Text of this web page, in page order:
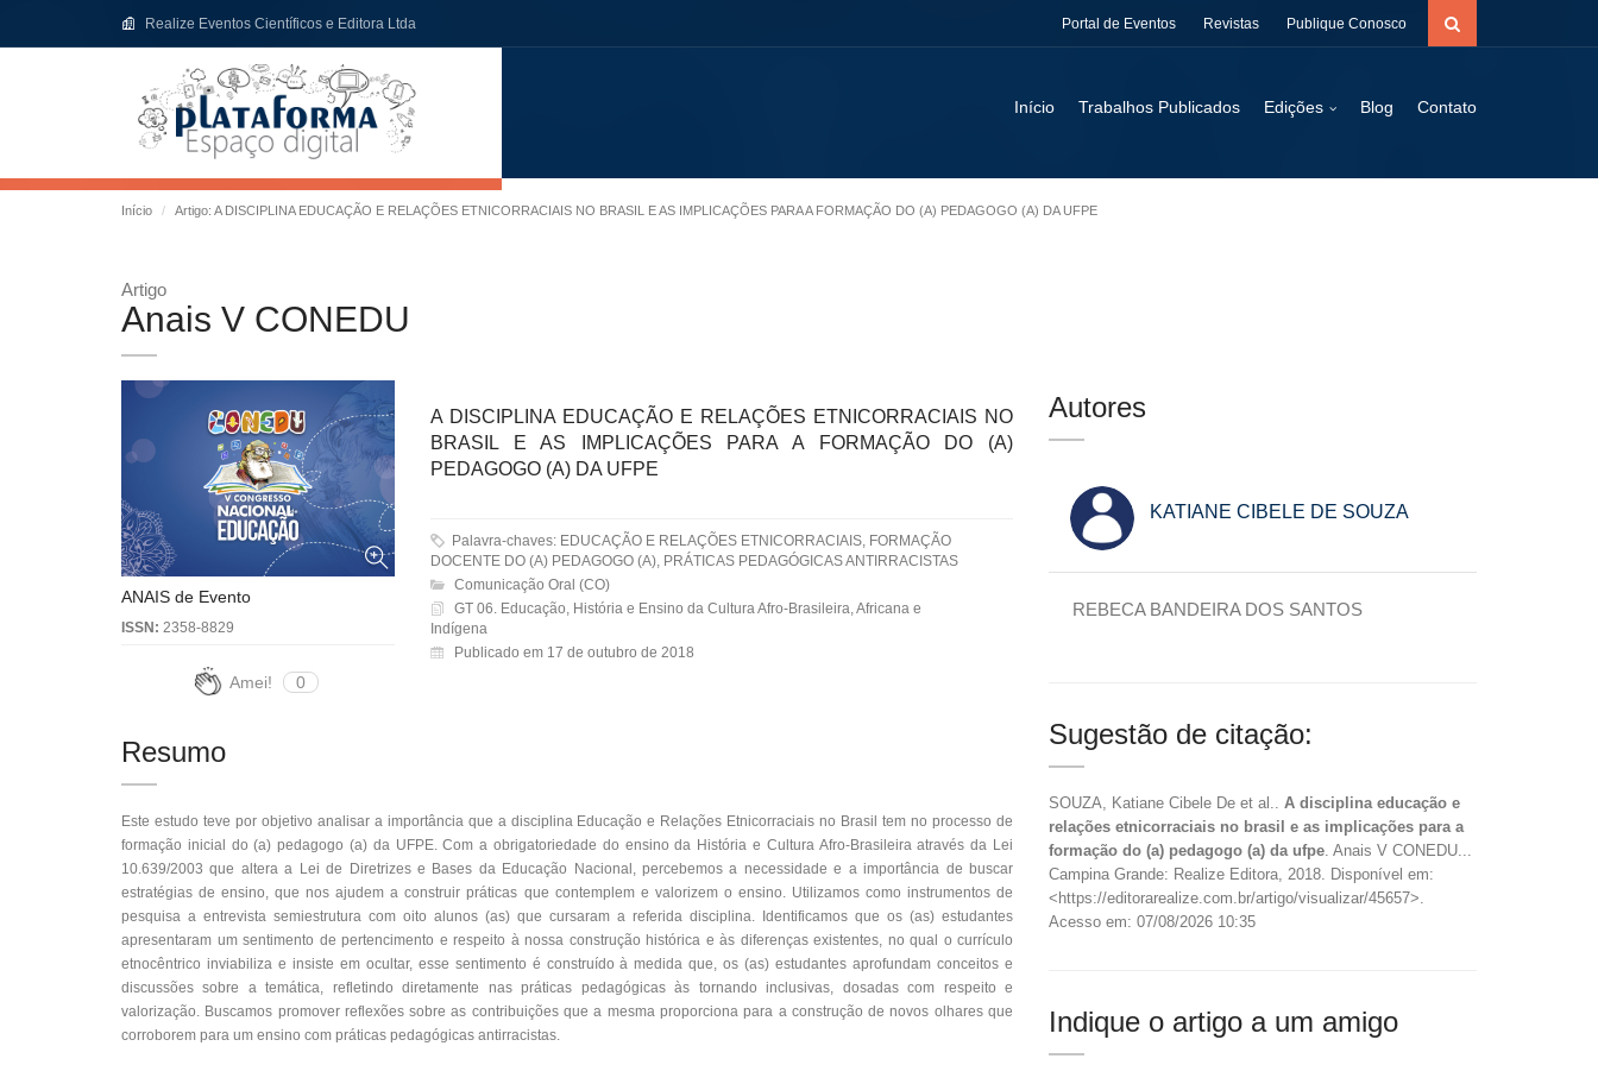
Realize Eventos Científicos e Editora Ltda Portal de Eventos Revistas Publique Conosco
Início Trabalhos Publicados Edições Blog Contato
Início Artigo: A DISCIPLINA EDUCAÇÃO E RELAÇÕES ETNICORRACIAIS NO BRASIL E AS IMPLICAÇÕES PARA A FORMAÇÃO DO (A) PEDAGOGO (A) DA UFPE
Artigo
Anais V CONEDU
ANAIS de Evento
ISSN: 2358-8829
Amei! 0
A DISCIPLINA EDUCAÇÃO E RELAÇÕES ETNICORRACIAIS NO
BRASIL E AS IMPLICAÇÕES PARA A FORMAÇÃO DO (A)
PEDAGOGO (A) DA UFPE
Palavra-chaves: EDUCAÇÃO E RELAÇÕES ETNICORRACIAIS, FORMAÇÃO
DOCENTE DO (A) PEDAGOGO (A), PRÁTICAS PEDAGÓGICAS ANTIRRACISTAS
Comunicação Oral (CO)
GT 06. Educação, História e Ensino da Cultura Afro-Brasileira, Africana e
Indígena
Publicado em 17 de outubro de 2018
Resumo
Este estudo teve por objetivo analisar a importância que a disciplina Educação e Relações Etnicorraciais no Brasil tem no processo de
formação inicial do (a) pedagogo (a) da UFPE. Com a obrigatoriedade do ensino da História e Cultura Afro-Brasileira através da Lei
10.639/2003 que altera a Lei de Diretrizes e Bases da Educação Nacional, percebemos a necessidade e a importância de buscar
estratégias de ensino, que nos ajudem a construir práticas que contemplem e valorizem o ensino. Utilizamos como instrumentos de
pesquisa a entrevista semiestrutura com oito alunos (as) que cursaram a referida disciplina. Identificamos que os (as) estudantes
apresentaram um sentimento de pertencimento e respeito à nossa construção histórica e às diferenças existentes, no qual o currículo
etnocêntrico inviabiliza e insiste em ocultar, esse sentimento é construído à medida que, os (as) estudantes aprofundam conceitos e
discussões sobre a temática, refletindo diretamente nas práticas pedagógicas às tornando inclusivas, dosadas com respeito e
valorização. Buscamos promover reflexões sobre as contribuições que a mesma proporciona para a construção de novos olhares que
corroborem para um ensino com práticas pedagógicas antirracistas.
Autores
KATIANE CIBELE DE SOUZA
REBECA BANDEIRA DOS SANTOS
Sugestão de citação:
SOUZA, Katiane Cibele De et al.. A disciplina educação e
relações etnicorraciais no brasil e as implicações para a
formação do (a) pedagogo (a) da ufpe. Anais V CONEDU...
Campina Grande: Realize Editora, 2018. Disponível em:
<https://editorarealize.com.br/artigo/visualizar/45657>.
Acesso em: 07/08/2026 10:35
Indique o artigo a um amigo